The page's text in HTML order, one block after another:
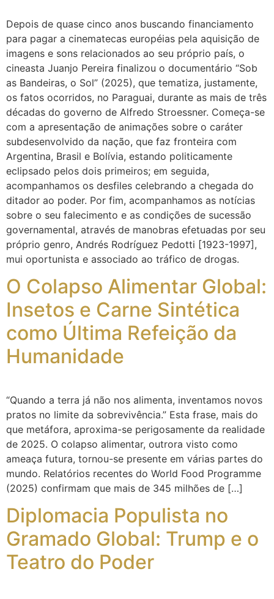
Depois de quase cinco anos buscando financiamento
para pagar a cinematecas européias pela aquisição de
imagens e sons relacionados ao seu próprio país, o
cineasta Juanjo Pereira finalizou o documentário “Sob
as Bandeiras, o Sol” (2025), que tematiza, justamente,
os fatos ocorridos, no Paraguai, durante as mais de três
décadas do governo de Alfredo Stroessner. Começa-se
com a apresentação de animações sobre o caráter
subdesenvolvido da nação, que faz fronteira com
Argentina, Brasil e Bolívia, estando politicamente
eclipsado pelos dois primeiros; em seguida,
acompanhamos os desfiles celebrando a chegada do
ditador ao poder. Por fim, acompanhamos as notícias
sobre o seu falecimento e as condições de sucessão
governamental, através de manobras efetuadas por seu
próprio genro, Andrés Rodríguez Pedotti [1923-1997],
mui oportunista e associado ao tráfico de drogas.
O Colapso Alimentar Global:
Insetos e Carne Sintética
como Última Refeição da
Humanidade
“Quando a terra já não nos alimenta, inventamos novos
pratos no limite da sobrevivência.” Esta frase, mais do
que metáfora, aproxima-se perigosamente da realidade
de 2025. O colapso alimentar, outrora visto como
ameaça futura, tornou-se presente em várias partes do
mundo. Relatórios recentes do World Food Programme
(2025) confirmam que mais de 345 milhões de […]
Diplomacia Populista no
Gramado Global: Trump e o
Teatro do Poder